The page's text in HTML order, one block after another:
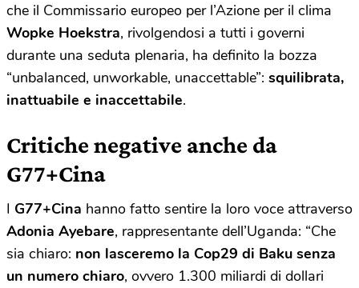
che il Commissario europeo per l’Azione per il clima
Wopke Hoekstra, rivolgendosi a tutti i governi
durante una seduta plenaria, ha definito la bozza
“unbalanced, unworkable, unaccettable”: squilibrata,
inattuabile e inaccettabile.
Critiche negative anche da
G77+Cina
I G77+Cina hanno fatto sentire la loro voce attraverso
Adonia Ayebare, rappresentante dell’Uganda: “Che
sia chiaro: non lasceremo la Cop29 di Baku senza
un numero chiaro, ovvero 1.300 miliardi di dollari